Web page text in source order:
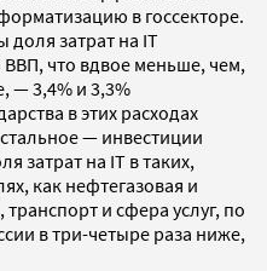
в госсекторе.
доля затрат на IT
ВВП, что вдвое меньше, чем,
— 3,4% и 3,3%
в этих расходах
— инвестиции
затрат на IT в таких,
как нефтегазовая и
и сфера услуг, по
в три-четыре раза ниже,